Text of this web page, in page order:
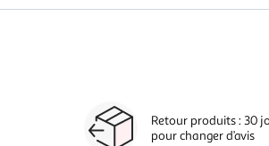
Retour produits : 30
pour changer d’avis